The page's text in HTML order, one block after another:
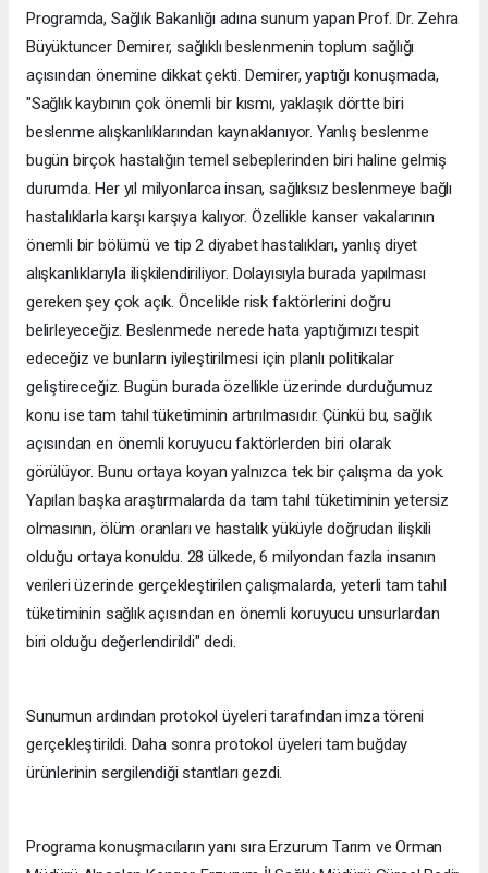
Programda, Sağlık Bakanlığı adına sunum yapan Prof. Dr. Zehra
Büyüktuncer Demirer, sağlıklı beslenmenin toplum sağlığı
açısından önemine dikkat çekti. Demirer, yaptığı konuşmada,
"Sağlık kaybının çok önemli bir kısmı, yaklaşık dörtte biri
beslenme alışkanlıklarından kaynaklanıyor. Yanlış beslenme
bugün birçok hastalığın temel sebeplerinden biri haline gelmiş
durumda. Her yıl milyonlarca insan, sağlıksız beslenmeye bağlı
hastalıklarla karşı karşıya kalıyor. Özellikle kanser vakalarının
önemli bir bölümü ve tip 2 diyabet hastalıkları, yanlış diyet
alışkanlıklarıyla ilişkilendiriliyor. Dolayısıyla burada yapılması
gereken şey çok açık. Öncelikle risk faktörlerini doğru
belirleyeceğiz. Beslenmede nerede hata yaptığımızı tespit
edeceğiz ve bunların iyileştirilmesi için planlı politikalar
geliştireceğiz. Bugün burada özellikle üzerinde durduğumuz
konu ise tam tahıl tüketiminin artırılmasıdır. Çünkü bu, sağlık
açısından en önemli koruyucu faktörlerden biri olarak
görülüyor. Bunu ortaya koyan yalnızca tek bir çalışma da yok.
Yapılan başka araştırmalarda da tam tahıl tüketiminin yetersiz
olmasının, ölüm oranları ve hastalık yüküyle doğrudan ilişkili
olduğu ortaya konuldu. 28 ülkede, 6 milyondan fazla insanın
verileri üzerinde gerçekleştirilen çalışmalarda, yeterli tam tahıl
tüketiminin sağlık açısından en önemli koruyucu unsurlardan
biri olduğu değerlendirildi" dedi.
Sunumun ardından protokol üyeleri tarafından imza töreni
gerçekleştirildi. Daha sonra protokol üyeleri tam buğday
ürünlerinin sergilendiği stantları gezdi.
Programa konuşmacıların yanı sıra Erzurum Tarım ve Orman